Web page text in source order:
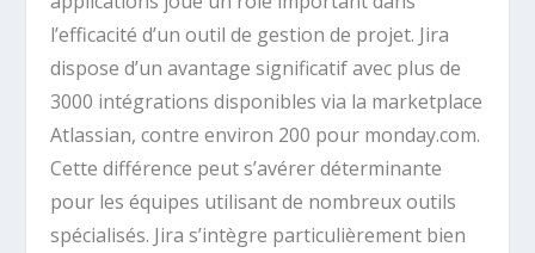
l’efficacité d’un outil de gestion de projet. Jira
dispose d’un avantage significatif avec plus de
3000 intégrations disponibles via la marketplace
Atlassian, contre environ 200 pour monday.com.
Cette différence peut s’avérer déterminante
pour les équipes utilisant de nombreux outils
spécialisés. Jira s’intègre particulièrement bien